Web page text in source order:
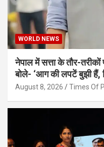
WORLD NEWS
नेपाल में सत्ता के तौर-
बोले- ‘आग की लपटें बुझी हैं,
August 8, 2026 Times Of